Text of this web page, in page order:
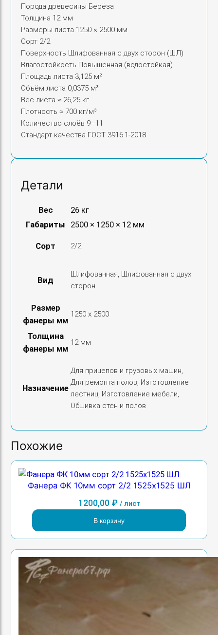
Порода древесины Берёза
Толщина 12 мм
Размеры листа 1250 × 2500 мм
Сорт 2/2
Поверхность Шлифованная с двух сторон (ШЛ)
Влагостойкость Повышенная (водостойкая)
Площадь листа 3,125 м²
Объём листа 0,0375 м³
Вес листа ≈ 26,25 кг
Плотность ≈ 700 кг/м³
Количество слоёв 9–11
Стандарт качества ГОСТ 3916.1‑2018
Детали
Вес
26 кг
Габариты
2500 × 1250 × 12 мм
Сорт 2/2
Вид
Шлифованная, Шлифованная с двух
сторон
Размер
фанеры мм
1250 х 2500
Толщина
фанеры мм
12 мм
Назначение
Для прицепов и грузовых машин,
Для ремонта полов, Изготовление
лестниц, Изготовление мебели,
Обшивка стен и полов
Похожие
Фанера ФК 10мм сорт 2/2 1525х1525 ШЛ
1200,00 ₽ / лист
В корзину